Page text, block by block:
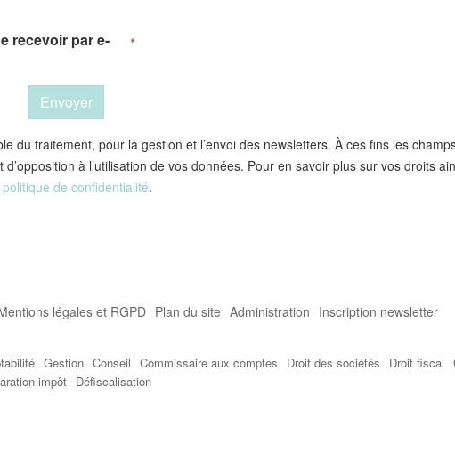
recevoir par e-
Envoyer
du traitement, pour la gestion et l’envoi des newsletters. À ces fins les
à l’utilisation de vos données. Pour en savoir plus sur vos droits
politique de confidentialité.
légales et RGPD Plan du site Administration Inscription newsletter
Gestion Conseil Commissaire aux comptes Droit des sociétés Droit fiscal
impôt
Défiscalisation